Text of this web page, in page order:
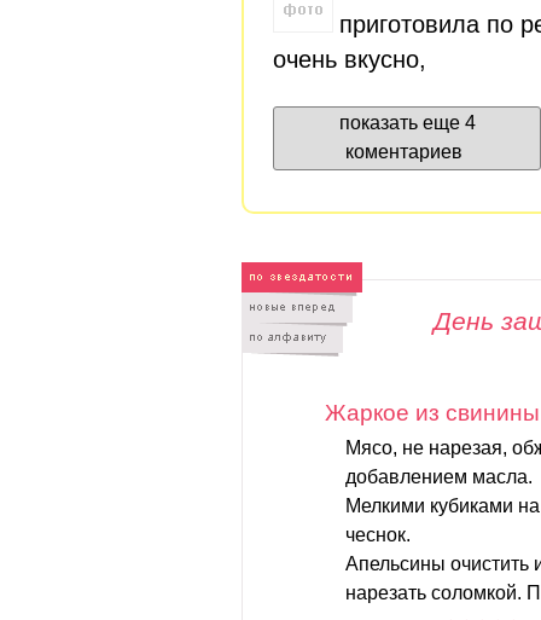
приготовила по
очень вкусно,
показать еще 4
коментариев
День
Жаркое из свинины
Мясо, не нарезая,
добавлением масла.
Мелкими кубиками
чеснок.
Апельсины очистить
нарезать соломкой.